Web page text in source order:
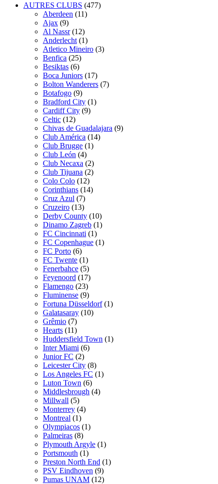
AUTRES CLUBS (477)
Aberdeen (11)
Ajax (9)
Al Nassr (12)
Anderlecht (1)
Atletico Mineiro (3)
Benfica (25)
Besiktas (6)
Boca Juniors (17)
Bolton Wanderers (7)
Botafogo (9)
Bradford City (1)
Cardiff City (9)
Celtic (12)
Chivas de Guadalajara (9)
Club América (14)
Club Brugge (1)
Club León (4)
Club Necaxa (2)
Club Tijuana (2)
Colo Colo (12)
Corinthians (14)
Cruz Azul (7)
Cruzeiro (13)
Derby County (10)
Dinamo Zagreb (1)
FC Cincinnati (1)
FC Copenhague (1)
FC Porto (6)
FC Twente (1)
Fenerbahce (5)
Feyenoord (17)
Flamengo (23)
Fluminense (9)
Fortuna Düsseldorf (1)
Galatasaray (10)
Grêmio (7)
Hearts (11)
Huddersfield Town (1)
Inter Miami (6)
Junior FC (2)
Leicester City (8)
Los Angeles FC (1)
Luton Town (6)
Middlesbrough (4)
Millwall (5)
Monterrey (4)
Montreal (1)
Olympiacos (1)
Palmeiras (8)
Plymouth Argyle (1)
Portsmouth (1)
Preston North End (1)
PSV Eindhoven (9)
Pumas UNAM (12)